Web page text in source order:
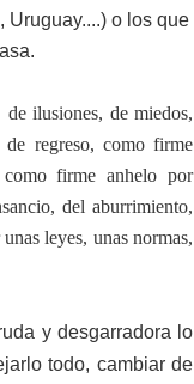
Uruguay....) o los que
ilusiones, de miedos,
regreso, como firme
firme anhelo por
del aburrimiento,
leyes, unas normas,
y desgarradora lo
todo, cambiar de